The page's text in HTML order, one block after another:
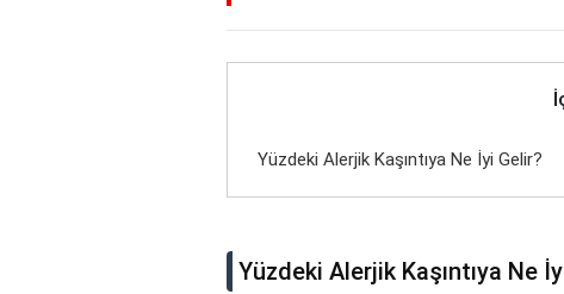
Yüzdeki Alerjik Kaşıntıya Ne İyi Gelir?
Yüzdeki Alerjik Kaşıntıya Ne